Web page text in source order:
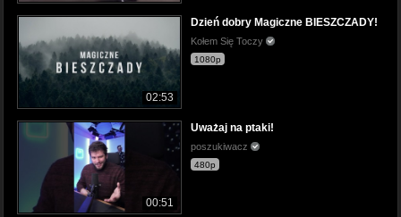
02:53
Dzień dobry Magiczne BIESZCZADY!
Kołem Się Toczy
1080p
00:51
Uważaj na ptaki!
poszukiwacz
480p